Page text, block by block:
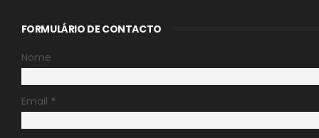
FORMULÁRIO DE CONTACTO
Nome
Email *